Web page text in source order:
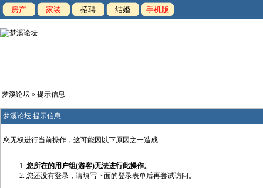
房产 家装 招聘 结婚 手机版
梦溪论坛 » 提示信息
梦溪论坛 提示信息
您无权进行当前操作，这可能因以下原因之一造成:
您所在的用户组(游客)无法进行此操作。
您还没有登录，请填写下面的登录表单后再尝试访问。